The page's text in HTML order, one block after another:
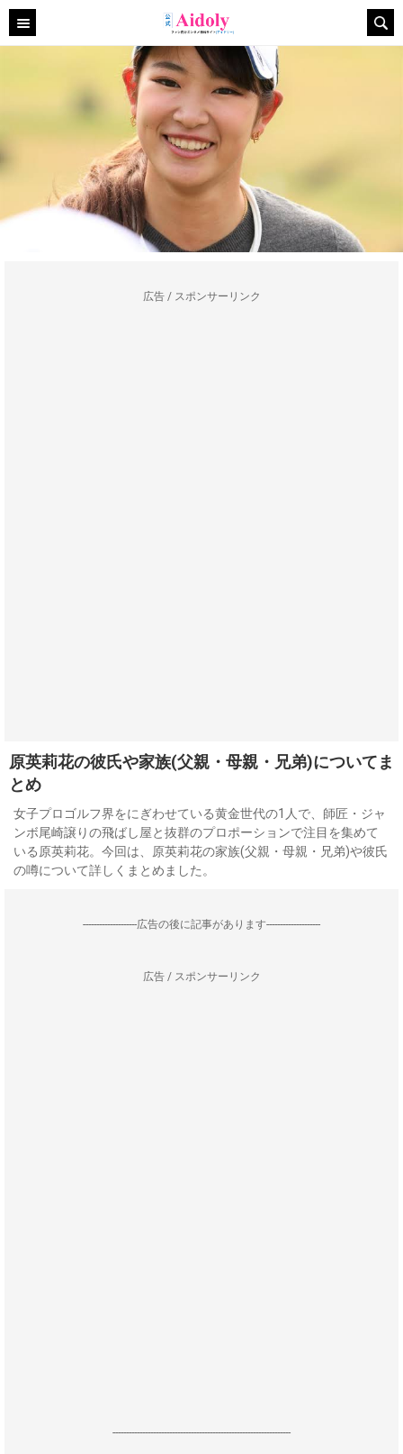
広告 / スポンサーリンク
原英莉花の彼氏や家族(父親・母親・兄弟)についてま
とめ
女子プロゴルフ界をにぎわせている黄金世代の1人で、師匠・ジャ
ンボ尾崎譲りの飛ばし屋と抜群のプロポーションで注目を集めて
いる原英莉花。今回は、原英莉花の家族(父親・母親・兄弟)や彼氏
の噂について詳しくまとめました。
--------------------広告の後に記事があります--------------------
広告 / スポンサーリンク
------------------------------------------------------------------